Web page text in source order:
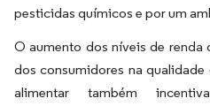
pesticidas químicos e por um
O aumento dos níveis de renda
dos consumidores na
alimentar também